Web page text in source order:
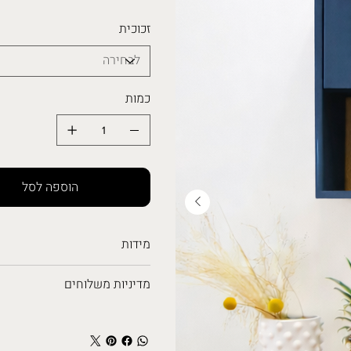
זכוכית
כמות
הוספה לסל
מידות
מדיניות משלוחים